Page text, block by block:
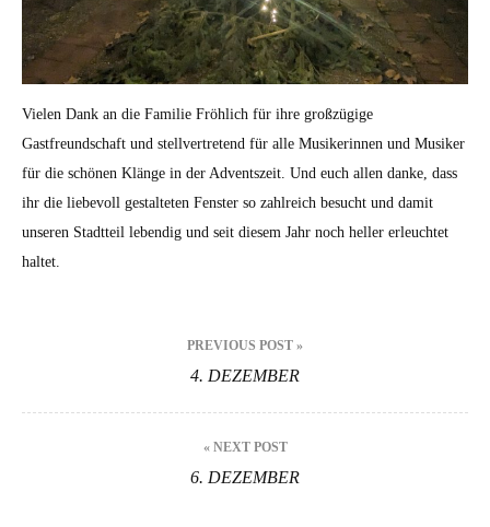
Vielen Dank an die Familie Fröhlich für ihre großzügige
Gastfreundschaft und stellvertretend für alle Musikerinnen und Musiker
für die schönen Klänge in der Adventszeit. Und euch allen danke, dass
ihr die liebevoll gestalteten Fenster so zahlreich besucht und damit
unseren Stadtteil lebendig und seit diesem Jahr noch heller erleuchtet
haltet.
PREVIOUS POST »
4. DEZEMBER
« NEXT POST
6. DEZEMBER